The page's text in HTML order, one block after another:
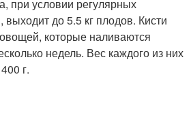
при условии регулярных
до 5.5 кг плодов. Кисти
которые наливаются
недель. Вес каждого из них
г.